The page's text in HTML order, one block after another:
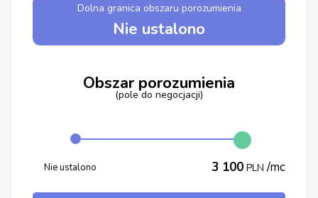
Dolna granica obszaru porozumienia
Nie ustalono
Obszar porozumienia
(pole do negocjacji)
Nie ustalono 3 100 PLN /mc